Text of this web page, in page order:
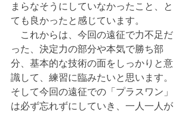
まらなそうにしていなかったこと、と
ても良かったと感じています。
これからは、今回の遠征で力不足だ
った、決定力の部分や本気で勝ち部
分、基本的な技術の面をしっかりと意
識して、練習に臨みたいと思います。
そして今回の遠征での「プラスワン」
は必ず忘れずにしていき、一人一人が